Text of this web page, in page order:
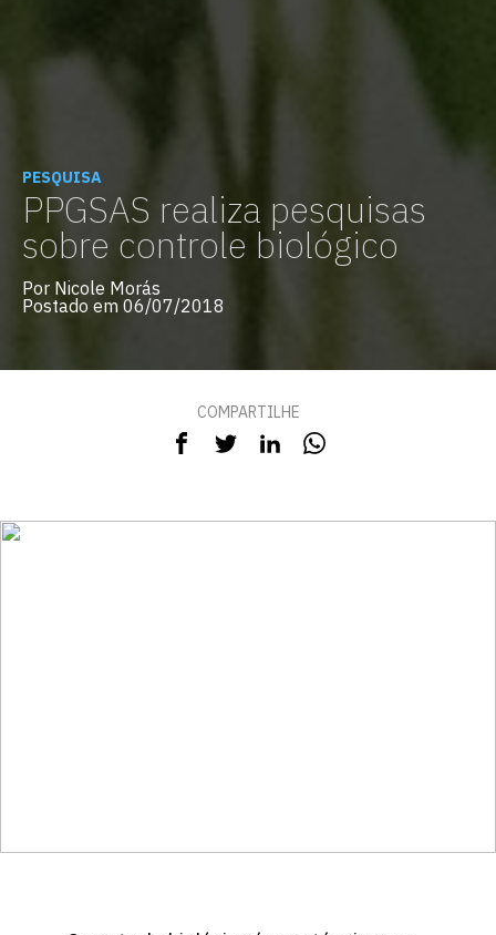
PESQUISA
PPGSAS realiza pesquisas
sobre controle biológico
Por Nicole Morás
Postado em 06/07/2018
COMPARTILHE